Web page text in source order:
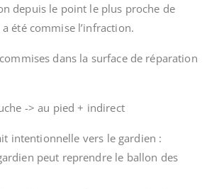
depuis le point le plus proche de
été commise l’infraction.
dans la surface de réparation
-> au pied + indirect
intentionnelle vers le gardien :
peut reprendre le ballon des